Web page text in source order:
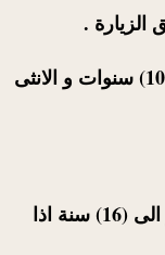
الزيارة .
:تنقضي حضانة الذكر ببلوغه(10) سنوات و الانثى
وللقاضي ان يمدد الحضانة بالنسبة للذكر الى (16) سنة اذا